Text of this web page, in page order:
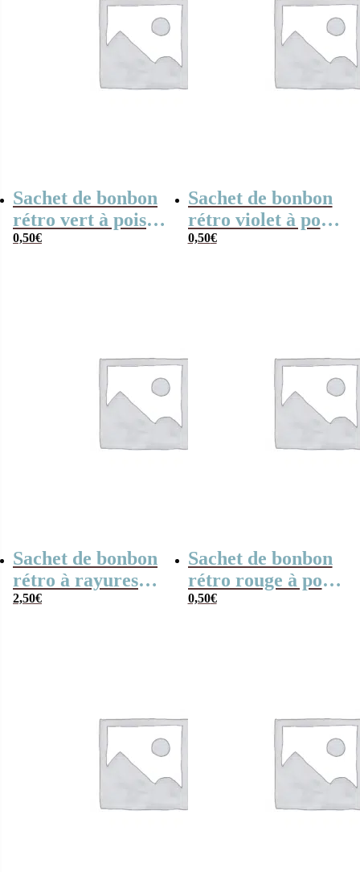
Sachet de bonbon
rétro vert à pois
x1
0,50€
Sachet de bonbon
rétro violet à pois
x1
0,50€
Sachet de bonbon
rétro à rayures
roses et blanches
2,50€
Sachet de bonbon
rétro rouge à pois
x1
0,50€